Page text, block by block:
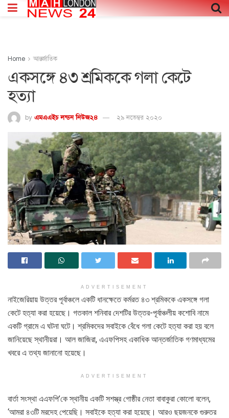
Home আন্তর্জাতিক
একসঙ্গে ৪৩ শ্রমিককে গলা কেটে
হত্যা
by এমএএইচ লন্ডন নিউজ২৪ ২৯ নভেম্বর ২০২০
ADVERTISEMENT
নাইজেরিয়ায় উত্তর পূর্বাঞ্চলে একটি ধানক্ষেতে কর্মরত ৪৩ শ্রমিককে একসঙ্গে গলা
কেটে হত্যা করা হয়েছে। গতকাল শনিবার দেশটির উত্তর-পূর্বাঞ্চলীয় কশোবি নামে
একটি গ্রামে এ ঘটনা ঘটে। শ্রমিকদের সবাইকে বেঁধে গলা কেটে হত্যা করা হয় বলে
জানিয়েছে স্থানীয়রা। আল জাজিরা, এএফপিসহ একাধিক আন্তর্জাতিক গণমাধ্যমের
খবরে এ তথ্য জানানো হয়েছে।
ADVERTISEMENT
বার্তা সংস্থা এএফপি’কে স্থানীয় একটি সশস্ত্র গোষ্ঠীর নেতা বাবাকুরা কোলো বলেন,
‘আমরা ৪৩টি মরদেহ পেয়েছি। সবাইকে হত্যা করা হয়েছে। আরও ছয়জনকে গুরুতর